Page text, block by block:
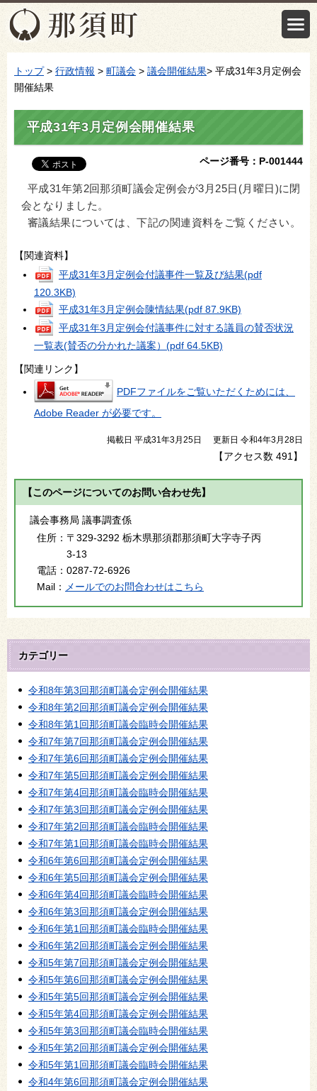
トップ> 行政情報 > 町議会 > 議会開催結果> 平成31年3月定例会
開催結果
平成31年3月定例会開催結果
ページ番号：P-001444
平成31年第2回那須町議会定例会が3月25日(月曜日)に閉
会となりました。
審議結果については、下記の関連資料をご覧ください。
【関連資料】
平成31年3月定例会付議事件一覧及び結果(pdf
120.3KB)
平成31年3月定例会陳情結果(pdf 87.9KB)
平成31年3月定例会付議事件に対する議員の賛否状況
一覧表(賛否の分かれた議案） (pdf 64.5KB)
【関連リンク】
PDFファイルをご覧いただくためには、
Adobe Reader が必要です。
掲載日 平成31年3月25日 更新日 令和4年3月28日
【アクセス数 491 】
【このページについてのお問い合わせ先】
議会事務局 議事調査係
住所： 〒329-3292 栃木県那須郡那須町大字寺子丙
3-13
電話： 0287-72-6926
Mail：
メールでのお問合わせはこちら
カテゴリー
令和8年第3回那須町議会定例会開催結果
令和8年第2回那須町議会定例会開催結果
令和8年第1回那須町議会臨時会開催結果
令和7年第7回那須町議会定例会開催結果
令和7年第6回那須町議会定例会開催結果
令和7年第5回那須町議会定例会開催結果
令和7年第4回那須町議会臨時会開催結果
令和7年第3回那須町議会定例会開催結果
令和7年第2回那須町議会臨時会開催結果
令和7年第1回那須町議会臨時会開催結果
令和6年第6回那須町議会定例会開催結果
令和6年第5回那須町議会定例会開催結果
令和6年第4回那須町議会臨時会開催結果
令和6年第3回那須町議会定例会開催結果
令和6年第1回那須町議会臨時会開催結果
令和6年第2回那須町議会定例会開催結果
令和5年第7回那須町議会定例会開催結果
令和5年第6回那須町議会定例会開催結果
令和5年第5回那須町議会定例会開催結果
令和5年第4回那須町議会定例会開催結果
令和5年第3回那須町議会臨時会開催結果
令和5年第2回那須町議会定例会開催結果
令和5年第1回那須町議会臨時会開催結果
令和4年第6回那須町議会定例会開催結果